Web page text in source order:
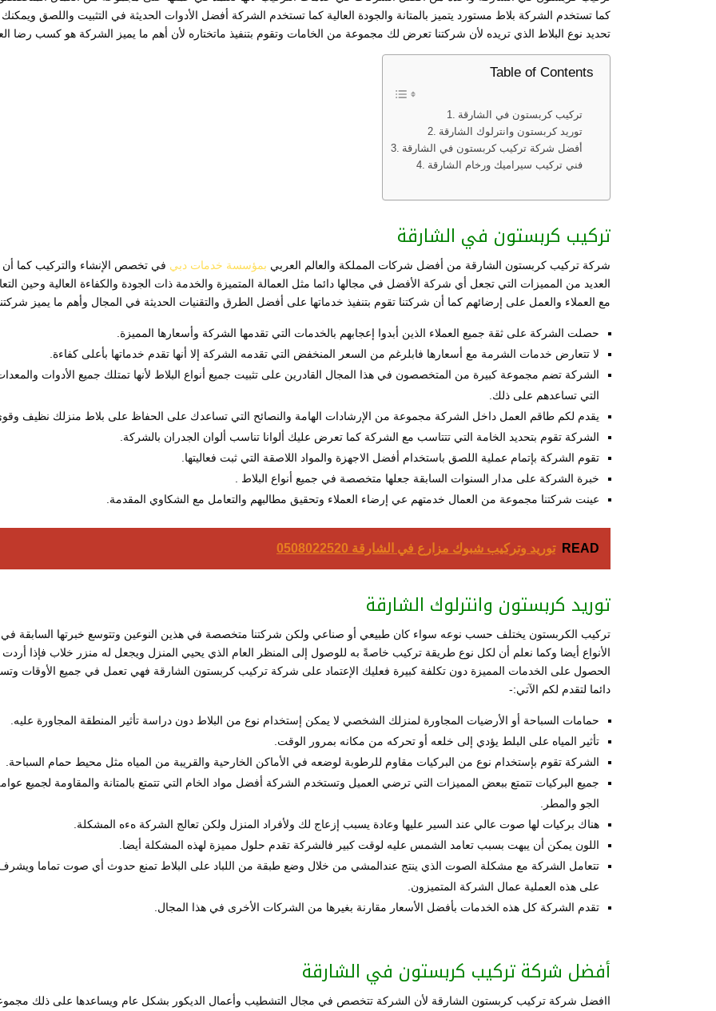
كما تستخدم الشركة بلاط مستورد يتميز بالمتانة والجودة العالية كما تستخدم الشركة أفضل الأدوات الحديثة في التثبيت واللصق ويمكنك
تحديد نوع البلاط الذي تريده لأن شركتنا تعرض لك مجموعة من الخامات وتقوم بتنفيذ ماتختاره لأن أهم ما يميز الشركة هو كسب رضا
Table of Contents
تركيب كربستون في الشارقة
توريد كربستون وانترلوك الشارقة
أفضل شركة تركيب كربستون في الشارقة
فني تركيب سيراميك ورخام الشارقة
تركيب كربستون في الشارقة
شركة تركيب كربستون الشارقة من أفضل شركات المملكة والعالم العربي بمؤسسة خدمات دبي في تخصص الإنشاء والتركيب كما أن
العديد من المميزات التي تجعل أي شركة الأفضل في مجالها دائما مثل العمالة المتميزة والخدمة ذات الجودة والكفاءة العالية وحين
مع العملاء والعمل على إرضائهم كما أن شركتنا تقوم بتنفيذ خدماتها على أفضل الطرق والتقنيات الحديثة في المجال وأهم ما يميز
حصلت الشركة على ثقة جميع العملاء الذين أبدوا إعجابهم بالخدمات التي تقدمها الشركة وأسعارها المميزة.
لا تتعارض خدمات الشرمة مع أسعارها فابلرغم من السعر المنخفض التي تقدمه الشركة إلا أنها تقدم خدماتها بأعلى كفاءة.
الشركة تضم مجموعة كبيرة من المتخصصون في هذا المجال القادرين على تثبيت جميع أنواع البلاط لأنها تمتلك جميع الأدوات
التي تساعدهم على ذلك.
يقدم لكم طاقم العمل داخل الشركة مجموعة من الإرشادات الهامة والنصائح التي تساعدك على الحفاظ على بلاط منزلك نظيف
الشركة تقوم بتحديد الخامة التي تتتاسب مع الشركة كما تعرض عليك ألوانا تناسب ألوان الجدران بالشركة.
تقوم الشركة بإتمام عملية اللصق باستخدام أفضل الاجهزة والمواد اللاصقة التي ثبت فعاليتها.
خبرة الشركة على مدار السنوات السابقة جعلها متخصصة في جميع أنواع البلاط .
عينت شركتنا مجموعة من العمال خدمتهم عي إرضاء العملاء وتحقيق مطالبهم والتعامل مع الشكاوي المقدمة.
READ توريد وتركيب شبوك مزارع في الشارقة 0508022520
توريد كربستون وانترلوك الشارقة
تركيب الكربستون يختلف حسب نوعه سواء كان طبيعي أو صناعي ولكن شركتنا متخصصة في هذين النوعين وتتوسع خبرتها السابقة
الأنواع أيضا وكما نعلم أن لكل نوع طريقة تركيب خاصةً به للوصول إلى المنظر العام الذي يحيي المنزل ويجعل له منزر خلاب فإذا أردت
الحصول على الخدمات المميزة دون تكلفة كبيرة فعليك الإعتماد على شركة تركيب كربستون الشارقة فهي تعمل في جميع الأوقات
دائما لتقدم لكم الآتي:-
حمامات السباحة أو الأرضيات المجاورة لمنزلك الشخصي لا يمكن إستخدام نوع من البلاط دون دراسة تأثير المنطقة المجاورة عليه.
تأثير المياه على البلط يؤدي إلى خلعه أو تحركه من مكانه بمرور الوقت.
الشركة تقوم بإستخدام نوع من البركيات مقاوم للرطوبة لوضعه في الأماكن الخارحية والقريبة من المياه مثل محيط حمام السباحة.
جميع البركيات تتمتع ببعض المميزات التي ترضي العميل وتستخدم الشركة أفضل مواد الخام التي تتمتع بالمتانة والمقاومة لجميع
الجو والمطر.
هناك بركيات لها صوت عالي عند السير عليها وعادة يسبب إزعاج لك ولأفراد المنزل ولكن تعالج الشركة هءه المشكلة.
اللون يمكن أن يبهت بسبب تعامد الشمس عليه لوقت كبير فالشركة تقدم حلول مميزة لهذه المشكلة أيضا.
تتعامل الشركة مع مشكلة الصوت الذي ينتج عندالمشي من خلال وضع طبقة من اللباد على البلاط تمنع حدوث أي صوت تماما
على هذه العملية عمال الشركة المتميزون.
تقدم الشركة كل هذه الخدمات بأفضل الأسعار مقارنة بغيرها من الشركات الأخرى في هذا المجال.
أفضل شركة تركيب كربستون في الشارقة
اافضل شركة تركيب كربستون الشارقة لأن الشركة تتخصص في مجال التشطيب وأعمال الديكور بشكل عام ويساعدها على ذلك